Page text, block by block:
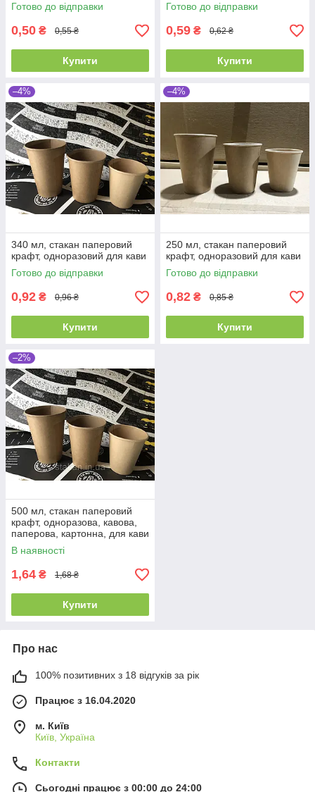
Готово до відправки
0,50 ₴ 0,55 ₴
Купити
Готово до відправки
0,59 ₴ 0,62 ₴
Купити
–4%
340 мл, стакан паперовий
крафт, одноразовий для кави
Готово до відправки
0,92 ₴ 0,96 ₴
Купити
–4%
250 мл, стакан паперовий
крафт, одноразовий для кави
Готово до відправки
0,82 ₴ 0,85 ₴
Купити
–2%
500 мл, стакан паперовий
крафт, одноразова, кавова,
паперова, картонна, для кави
В наявності
1,64 ₴ 1,68 ₴
Купити
Про нас
100% позитивних з 18 відгуків за рік
Працює з 16.04.2020
м. Київ
Київ, Україна
Контакти
Сьогодні працює з 00:00 до 24:00